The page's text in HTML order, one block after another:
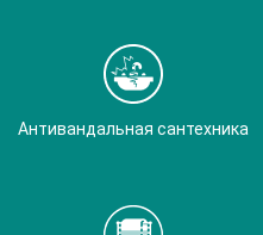
Антивандальная сантехника